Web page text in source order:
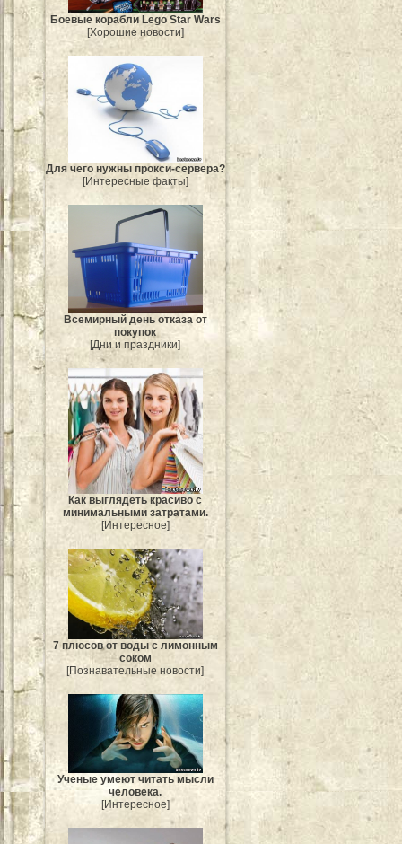
Боевые корабли Lego Star Wars
[Хорошие новости]
Для чего нужны прокси-сервера?
[Интересные факты]
Всемирный день отказа от
покупок
[Дни и праздники]
Как выглядеть красиво с
минимальными затратами.
[Интересное]
7 плюсов от воды с лимонным
соком
[Познавательные новости]
Ученые умеют читать мысли
человека.
[Интересное]